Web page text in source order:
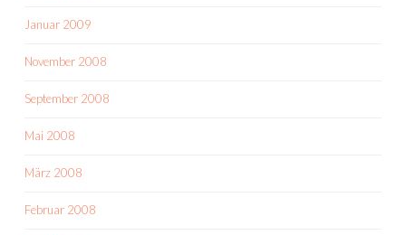
Januar 2009
November 2008
September 2008
Mai 2008
März 2008
Februar 2008